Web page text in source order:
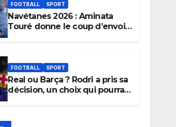
FOOTBALL SPORT
Navétanes 2026 : Aminata
Touré donne le coup d’envoi
apaisées.
FOOTBALL SPORT
Real ou Barça ? Rodri a pris sa
décision, un choix qui pourrait